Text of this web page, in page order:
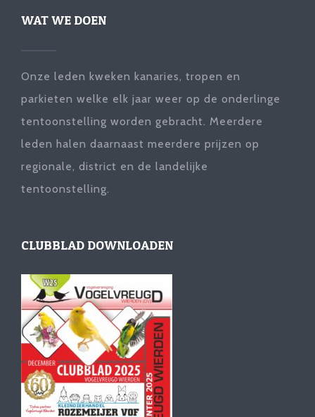
WAT WE DOEN
Onze leden kweken kanaries, tropen en
parkieten welke elk jaar weer op de onderlinge
tentoonstelling worden gebracht. Meerdere
leden halen daarnaast meerdere prijzen op
regionale, district en de landelijke
tentoonstelling.
CLUBBLAD DOWNLOADEN